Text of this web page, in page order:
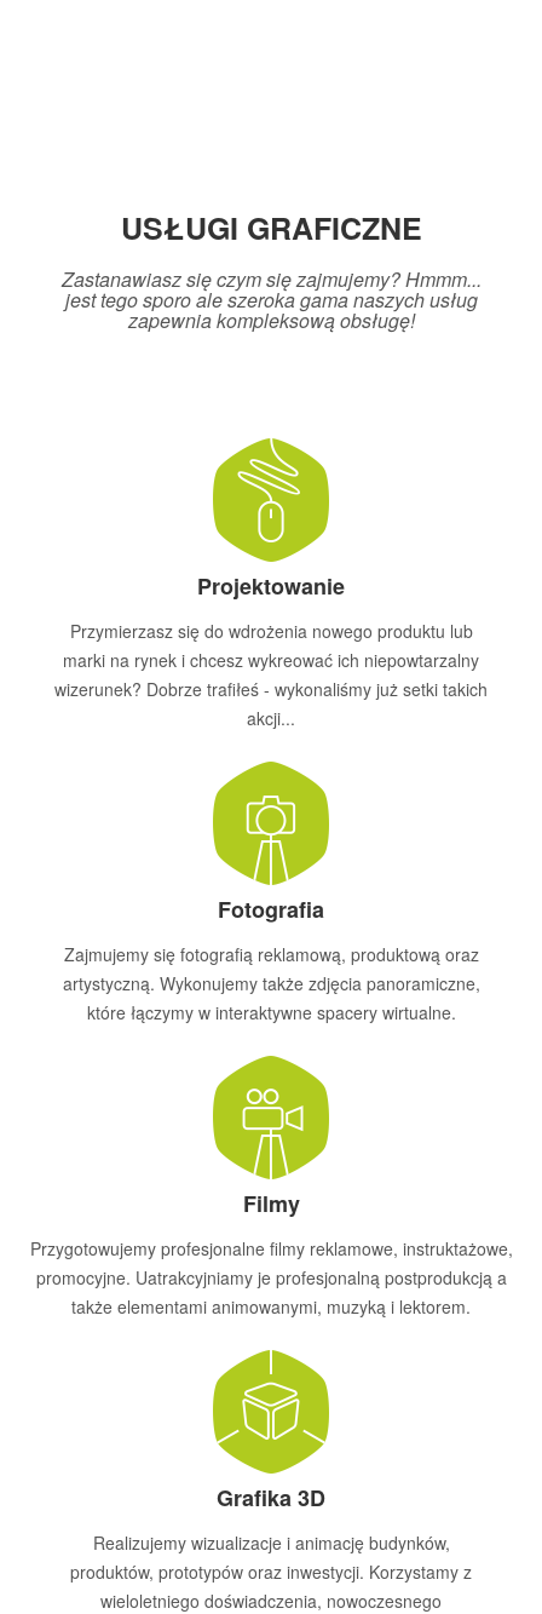
USŁUGI GRAFICZNE
Zastanawiasz się czym się zajmujemy? Hmmm...
jest tego sporo ale szeroka gama naszych usług
zapewnia kompleksową obsługę!
Projektowanie
Przymierzasz się do wdrożenia nowego produktu lub
marki na rynek i chcesz wykreować ich niepowtarzalny
wizerunek? Dobrze trafiłeś - wykonaliśmy już setki takich
akcji...
Fotografia
Zajmujemy się fotografią reklamową, produktową oraz
artystyczną. Wykonujemy także zdjęcia panoramiczne,
które łączymy w interaktywne spacery wirtualne.
Filmy
Przygotowujemy profesjonalne filmy reklamowe, instruktażowe,
promocyjne. Uatrakcyjniamy je profesjonalną postprodukcją a
także elementami animowanymi, muzyką i lektorem.
Grafika 3D
Realizujemy wizualizacje i animację budynków,
produktów, prototypów oraz inwestycji. Korzystamy z
wieloletniego doświadczenia, nowoczesnego